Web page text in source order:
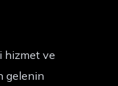
hizmet ve
gelenin